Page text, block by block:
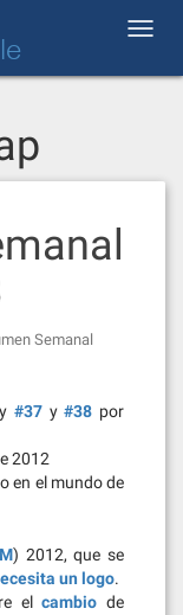
Semanal
#37y#38 por
2012
en el mundo de
) 2012, que se
un logo.
elcambio de